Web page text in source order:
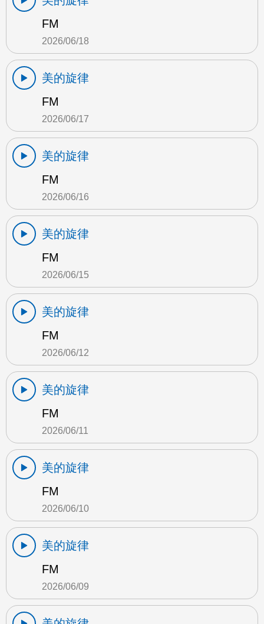
FM
2026/06/18
美的旋律
FM
2026/06/17
美的旋律
FM
2026/06/16
美的旋律
FM
2026/06/15
美的旋律
FM
2026/06/12
美的旋律
FM
2026/06/11
美的旋律
FM
2026/06/10
美的旋律
FM
2026/06/09